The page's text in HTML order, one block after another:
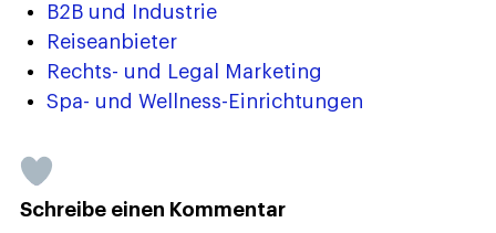
B2B und Industrie
Reiseanbieter
Rechts- und Legal Marketing
Spa- und Wellness-Einrichtungen
Schreibe einen Kommentar